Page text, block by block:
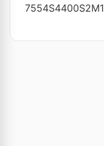
7554S4400S2M1